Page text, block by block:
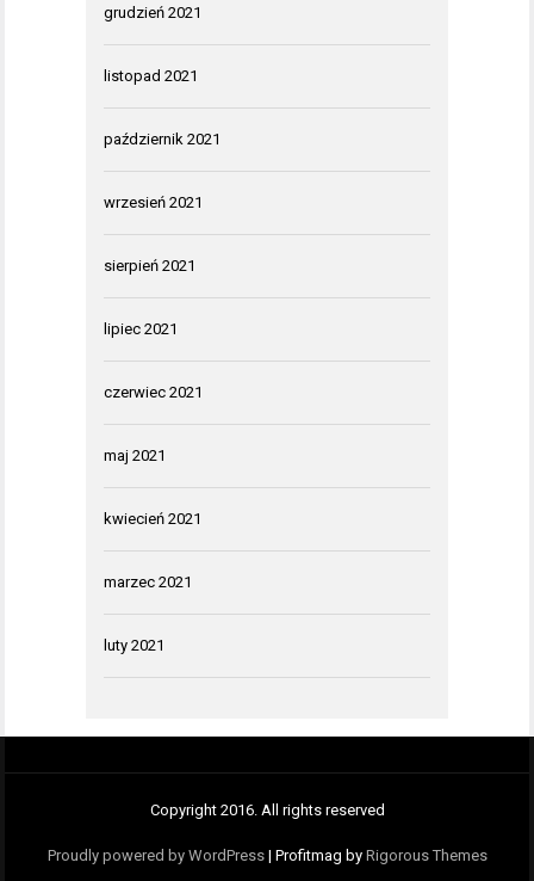
grudzień 2021
listopad 2021
październik 2021
wrzesień 2021
sierpień 2021
lipiec 2021
czerwiec 2021
maj 2021
kwiecień 2021
marzec 2021
luty 2021
Copyright 2016. All rights reserved
Proudly powered by WordPress | Profitmag by Rigorous Themes